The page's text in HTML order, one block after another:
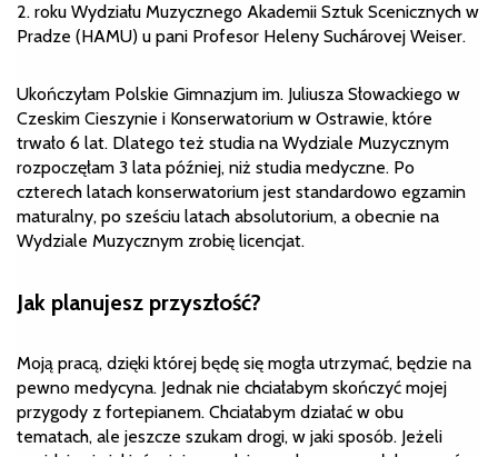
2. roku Wydziału Muzycznego Akademii Sztuk Scenicznych w
Pradze (HAMU) u pani Profesor Heleny Suchárovej Weiser.
Ukończyłam Polskie Gimnazjum im. Juliusza Słowackiego w
Czeskim Cieszynie i Konserwatorium w Ostrawie, które
trwało 6 lat. Dlatego też studia na Wydziale Muzycznym
rozpoczęłam 3 lata później, niż studia medyczne. Po
czterech latach konserwatorium jest standardowo egzamin
maturalny, po sześciu latach absolutorium, a obecnie na
Wydziale Muzycznym zrobię licencjat.
Jak planujesz przyszłość?
Moją pracą, dzięki której będę się mogła utrzymać, będzie na
pewno medycyna. Jednak nie chciałabym skończyć mojej
przygody z fortepianem. Chciałabym działać w obu
tematach, ale jeszcze szukam drogi, w jaki sposób. Jeżeli